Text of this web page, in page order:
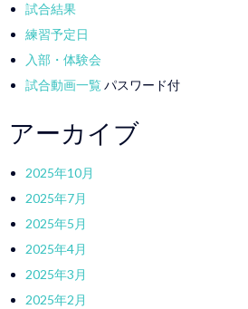
試合結果
練習予定日
入部・体験会
試合動画一覧パスワード付
アーカイブ
2025年10月
2025年7月
2025年5月
2025年4月
2025年3月
2025年2月